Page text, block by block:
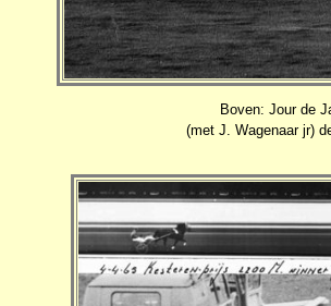
Boven: Jour de
(met J. Wagenaar jr)